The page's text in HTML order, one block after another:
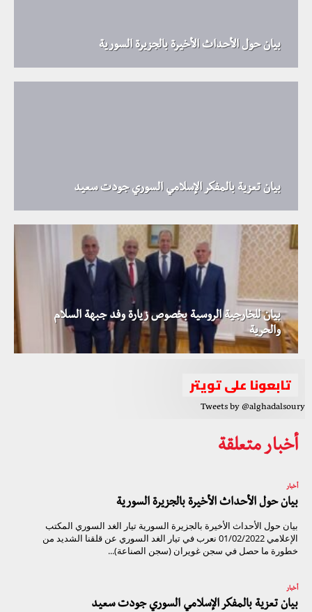
بيان حول الأحداث الأخيرة بالجزيرة السورية
بيان تعزية بالمفكر الإسلامي السوري جودت سعيد
بيان للخارجية الروسية بخصوص زيارة وفد جبهة السلام
والحرية
تابعونا على تويتر
Tweets by @alghadalsoury
أخبار متعلقة
أخبار
بيان حول الأحداث الأخيرة بالجزيرة السورية
بيان حول الأحداث الأخيرة بالجزيرة السورية تيار الغد السوري المكتب
الإعلامي 01/02/2022 نعرب في تيار الغد السوري عن قلقنا الشديد من
خطورة ما حصل في سجن غويران (سجن الصناعة)...
أخبار
بيان تعزية بالمفكر الإسلامي السوري جودت سعيد